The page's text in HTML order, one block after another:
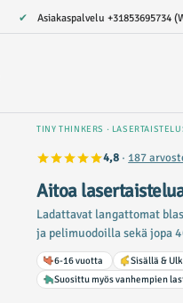
✔ Asiakaspalvelu +31853695734
TINY THINKERS ·
4,8 · 187
Aitoa
Ladattavat langattomat
ja pelimuodoilla sekä jopa
6-16 vuotta Sisällä &
Suosittu myös vanhempien